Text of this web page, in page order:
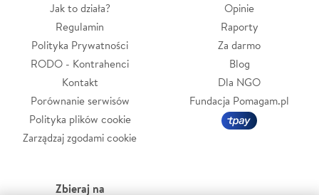
Jak to działa?
Regulamin
Polityka Prywatności
RODO - Kontrahenci
Kontakt
Porównanie serwisów
Polityka plików cookie
Zarządzaj zgodami cookie
Opinie
Raporty
Za darmo
Blog
Dla NGO
Fundacja Pomagam.pl
Zbieraj na